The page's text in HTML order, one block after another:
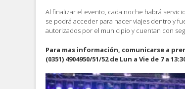
Al finalizar el evento, cada noche habrá
se podrá acceder para hacer viajes dentro y
autorizados por el municipio y cuentan con
Para mas información, comunicarse a
(0351) 4904950/51/52 de Lun a Vie de 7 a